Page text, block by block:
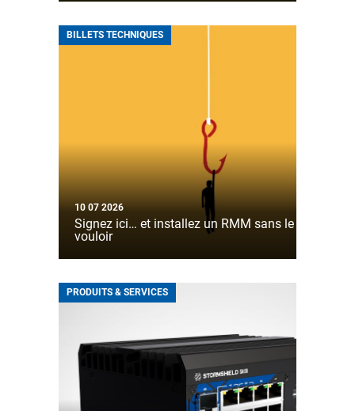
BILLETS TECHNIQUES
10 07 2026
Signez ici… et installez un RMM sans le
vouloir
PRODUITS & SERVICES